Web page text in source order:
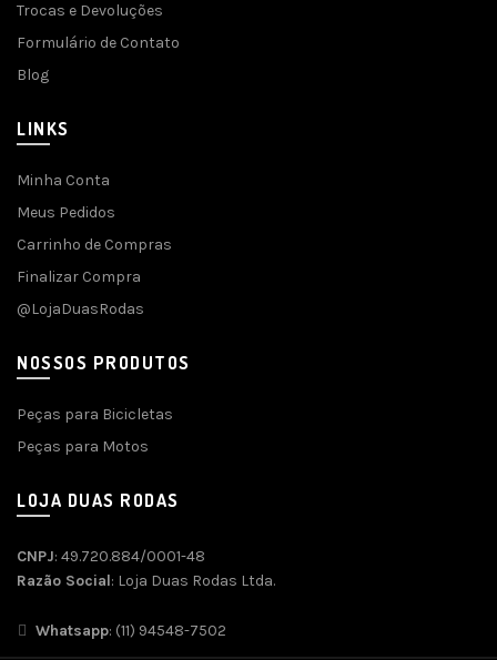
Trocas e Devoluções
Formulário de Contato
Blog
LINKS
Minha Conta
Meus Pedidos
Carrinho de Compras
Finalizar Compra
@LojaDuasRodas
NOSSOS PRODUTOS
Peças para Bicicletas
Peças para Motos
LOJA DUAS RODAS
CNPJ: 49.720.884/0001-48
Razão Social: Loja Duas Rodas Ltda.
Whatsapp: (11) 94548-7502